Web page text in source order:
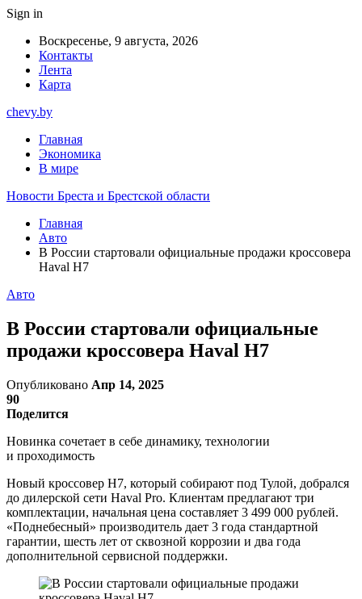
Sign in
Воскресенье, 9 августа, 2026
Контакты
Лента
Карта
chevy.by
Главная
Экономика
В мире
Новости Бреста и Брестской области
Главная
Авто
В России стартовали официальные продажи кроссовера
Haval H7
Авто
В России стартовали официальные
продажи кроссовера Haval H7
Опубликовано Апр 14, 2025
90
Поделится
Новинка сочетает в себе динамику, технологии
и проходимость
Новый кроссовер H7, который собирают под Тулой, добрался
до дилерской сети Haval Pro. Клиентам предлагают три
комплектации, начальная цена составляет 3 499 000 рублей.
«Поднебесный» производитель дает 3 года стандартной
гарантии, шесть лет от сквозной коррозии и два года
дополнительной сервисной поддержки.